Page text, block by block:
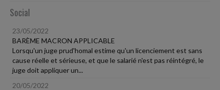
Social
23/05/2022
BARÈME MACRON APPLICABLE
Lorsqu'un juge prud'homal estime qu'un licenciement est sans
cause réelle et sérieuse, et que le salarié n'est pas réintégré, le
juge doit appliquer un...
20/05/2022